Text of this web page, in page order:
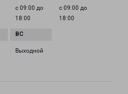
с 09:00 до
18:00
с 09:00 до
18:00
Выходной